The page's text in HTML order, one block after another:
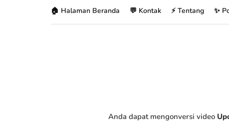
🏠 Halaman Beranda 💬 Kontak ⚡ Tentang ✨
Anda dapat mengonversi video